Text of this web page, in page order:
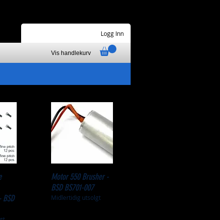
Logg Inn
Vis handlekurv
BSD
Motor 550 Brusher -
BSD BS701-007
Midlertidig utsolgt